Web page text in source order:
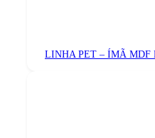
LINHA PET – ÍMÃ MDF